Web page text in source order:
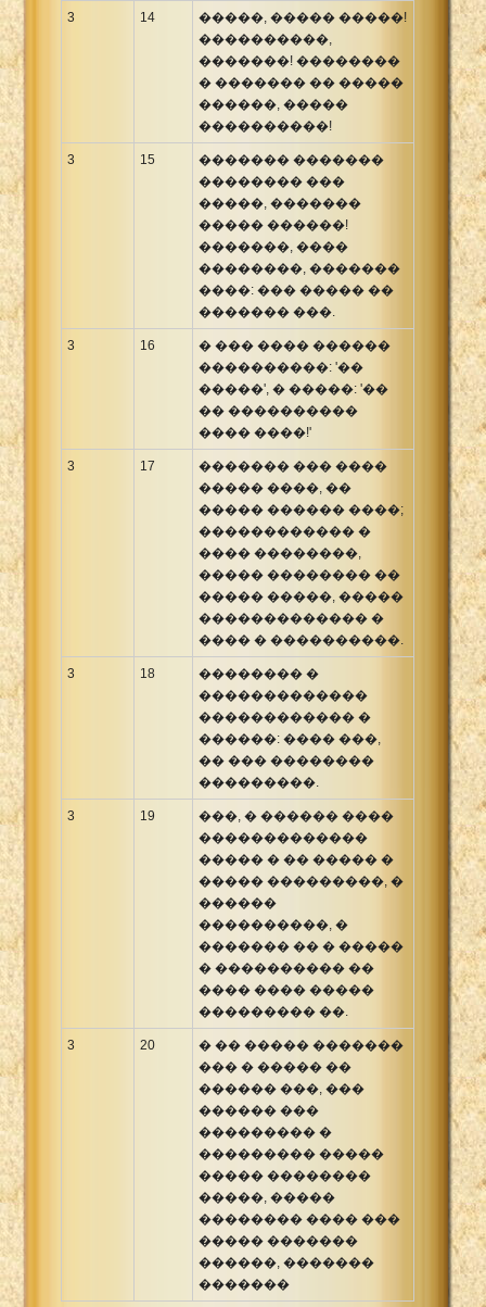
3 14
�����, ����� �����!
����������,
�������! ��������
� ������� �� �����
������, �����
����������!
3 15
������� �������
�������� ���
�����, �������
����� ������!
�������, ����
��������, �������
����: ��� ����� ��
������� ���.
3 16
� ��� ���� ������
����������: '��
�����', � �����: '��
�� ����������
���� ����!'
3 17
������� ��� ����
����� ����, ��
����� ������ ����;
������������ �
���� ��������,
����� �������� ��
����� �����, �����
������������� �
���� � ����������.
3 18
�������� �
�������������
������������ �
������: ���� ���,
�� ��� ��������
���������.
3 19
���, � ������ ����
�������������
����� � �� ����� �
����� ���������, �
������
����������, �
������� �� � �����
� ���������� ��
���� ���� �����
��������� ��.
3 20
� �� ����� �������
��� � ����� ��
������ ���, ���
������ ���
��������� �
��������� �����
����� ��������
�����, �����
�������� ���� ���
����� �������
������, �������
�������